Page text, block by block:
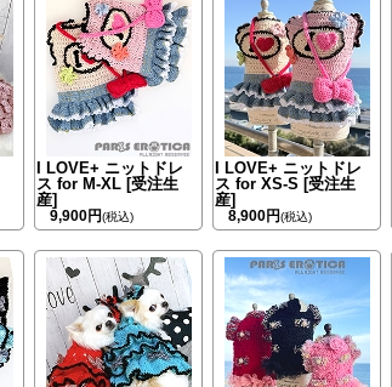
I LOVE+ ニットドレ
ス for M-XL [受注生
産]
9,900円(税込)
I LOVE+ ニットドレ
ス for XS-S [受注生
産]
8,900円(税込)